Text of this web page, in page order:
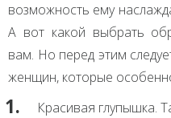
возможность ему
А вот какой выбрать
вам. Но перед этим
женщин, которые
Красивая глупышка.